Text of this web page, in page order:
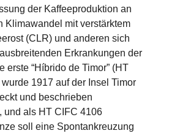
der Kaffeeproduktion an
Klimawandel mit verstärktem
(CLR) und anderen sich
Erkrankungen der
erste “Híbrido de Timor” (HT
1917 auf der Insel Timor
und beschrieben
und als HT CIFC 4106
soll eine Spontankreuzung